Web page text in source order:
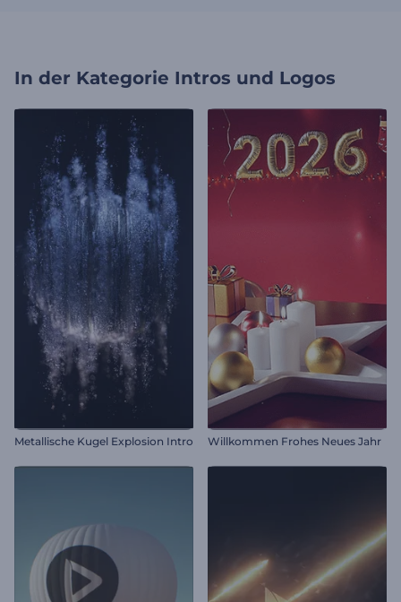
In der Kategorie Intros und Logos
Metallische Kugel Explosion Intro Willkommen Frohes Neues Jahr